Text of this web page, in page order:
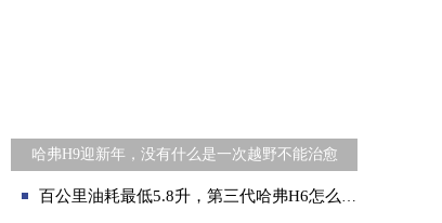
哈弗H9迎新年，没有什么是一次越野不能治愈
百公里油耗最低5.8升，第三代哈弗H6怎么为用户做到更节油省钱？